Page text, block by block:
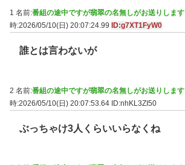
1 名前:番組の途中ですが翡翠の名無しがお送りします
時:2026/05/10(日) 20:07:24.99
ID:g7XT1FyW0
誰とは言わないが
2 名前:番組の途中ですが翡翠の名無しがお送りします
時:2026/05/10(日) 20:07:53.64 ID:nhKL3ZI50
ぶっちゃけ3人くらいいらなくね